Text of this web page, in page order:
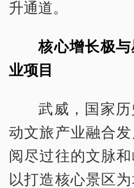
升通道。
核心增长极
业项目
武威，国家
动文旅产业融合
阅尽过往的文脉
以打造核心景区